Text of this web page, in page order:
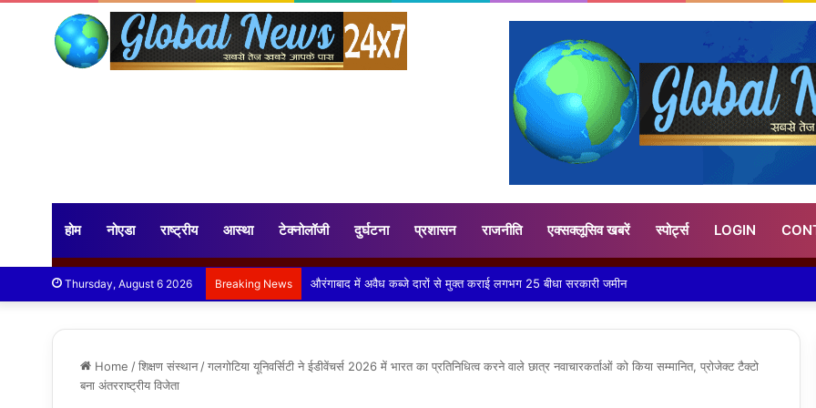
होम नोएडा राष्ट्रीय आस्था टेक्नोलॉजी दुर्घटना प्रशासन राजनीति एक्सक्लूसिव खबरें स्पोर्ट्स LOGIN
Thursday, August 6 2026 Breaking News आयुर्वेद के अनुसार हल्का, गर्म और सुपाच्य भोजन है लाभकारी – डॉ. शैलेश रौसा
Home /शिक्षण संस्थान /गलगोटिया यूनिवर्सिटी ने ईडीवेंचर्स 2026 में भारत का प्रतिनिधित्व करने वाले छात्र नवाचारकर्ताओं को किया सम्मानित, प्रोजेक्ट टैक्टो
बना अंतरराष्ट्रीय विजेता